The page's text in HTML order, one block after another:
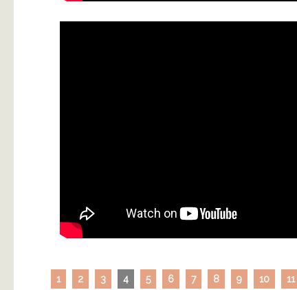
1 2 3 4 5 6 7 8 9 10 11